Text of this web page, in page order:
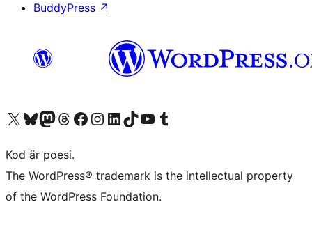
BuddyPress ↗
Besök vår X-konto (f.d. Twitter)
Besök vårt Bluesky-konto
Besök vårt Mastodon-konto
Besök vårt Thread-konto
Besök vår Facebook-sidaBesök vårt Instagram-konto
Besök vårt LinkedIn-konto
Besök vårt TikTok-konto
Besök vår YouTube-kanalBesök vårt Tumblr-konto
Kod är poesi.
The WordPress® trademark is the intellectual property
of the WordPress Foundation.